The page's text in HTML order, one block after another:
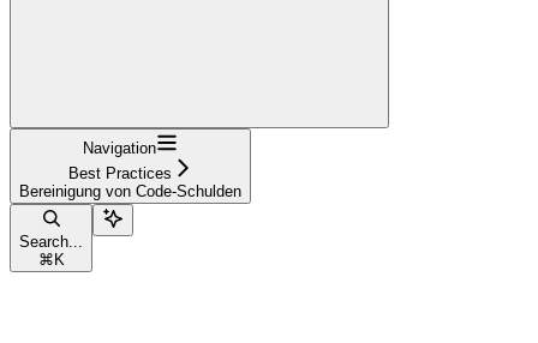
Navigation
Best Practices
Bereinigung von Code-Schulden
Search...
⌘ K